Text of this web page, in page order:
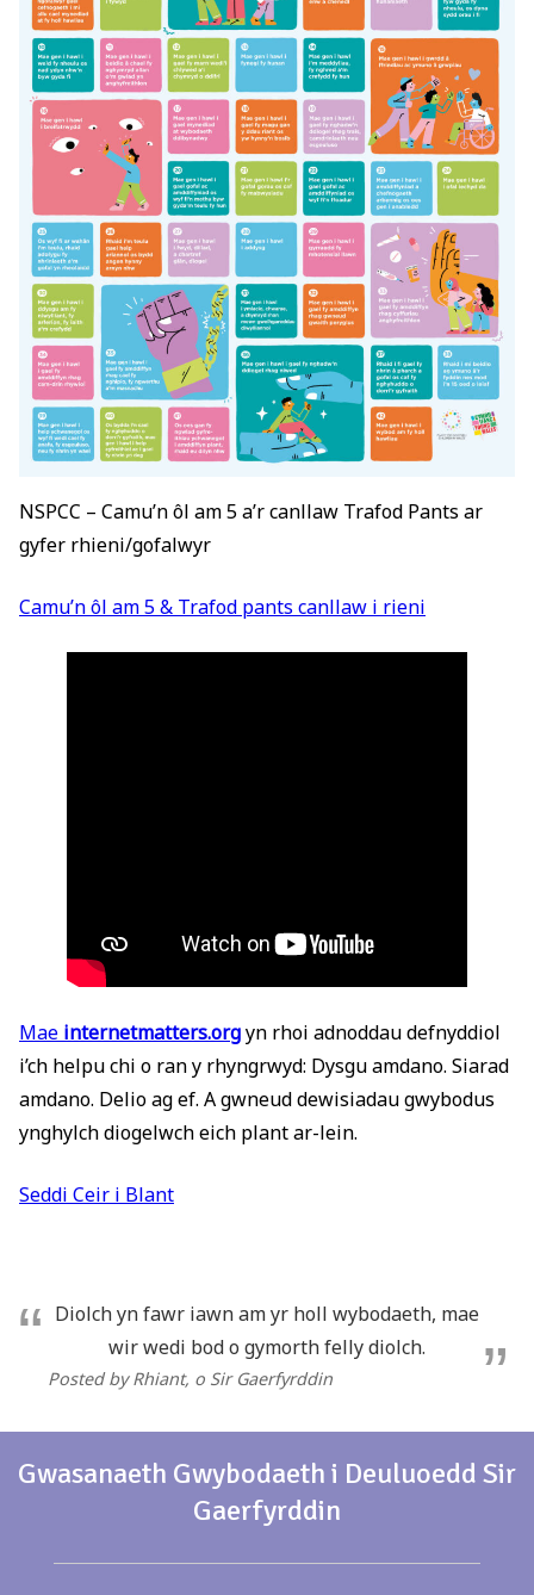
NSPCC – Camu’n ôl am 5 a’r canllaw Trafod Pants ar
gyfer rhieni/gofalwyr
Camu’n ôl am 5 & Trafod pants canllaw i rieni
Mae internetmatters.orgyn rhoi adnoddau defnyddiol
i’ch helpu chi o ran y rhyngrwyd: Dysgu amdano. Siarad
amdano. Delio ag ef. A gwneud dewisiadau gwybodus
ynghylch diogelwch eich plant ar-lein.
Seddi Ceir i Blant
Diolch yn fawr iawn am yr holl wybodaeth, mae
wir wedi bod o gymorth felly diolch.
Posted by Rhiant, o Sir Gaerfyrddin
Gwasanaeth Gwybodaeth i Deuluoedd Sir
Gaerfyrddin